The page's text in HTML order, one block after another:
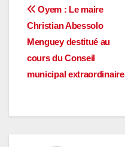
Navigation
de
l’article
Oyem : Le maire
Christian Abessolo
Menguey destitué au
cours du Conseil
municipal extraordinaire